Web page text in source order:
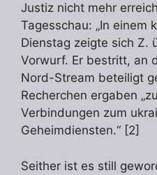
Justiz nicht mehr
Tagesschau: „In einem
Dienstag zeigte sich Z.
Vorwurf. Er bestritt, an
Nord-Stream beteiligt
Recherchen ergaben
Verbindungen zum
Geheimdiensten.“ [2]
Seither ist es still